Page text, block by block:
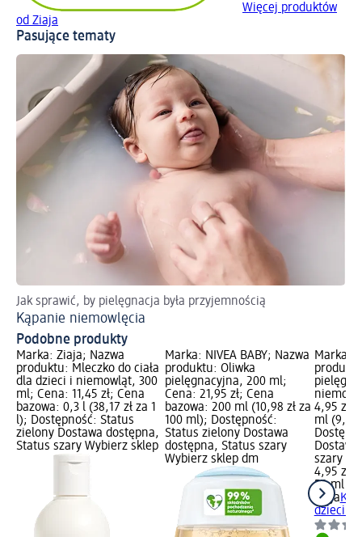
Więcej produktów
od Ziaja
Pasujące tematy
Jak sprawić, by pielęgnacja była przyjemnością
Kąpanie niemowlęcia
Podobne produkty
Marka: Ziaja; Nazwa
produktu: Mleczko do ciała
dla dzieci i niemowląt, 300
ml; Cena: 11,45 zł; Cena
bazowa: 0,3 l (38,17 zł za 1
l); Dostępność: Status
zielony Dostawa dostępna,
Status szary Wybierz sklep
Marka: NIVEA BABY; Nazwa
produktu: Oliwka
pielęgnacyjna, 200 ml;
Cena: 21,95 zł; Cena
bazowa: 200 ml (10,98 zł za
100 ml); Dostępność:
Status zielony Dostawa
dostępna, Status szary
Wybierz sklep dm
Marka:
4,95 zł;
ml (9,90
szary
4,95 zł
50 ml
Ziaja
dzieci i